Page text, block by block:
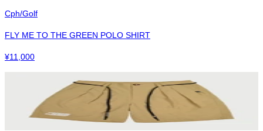
Cph/Golf
FLY ME TO THE GREEN POLO SHIRT
¥11,000